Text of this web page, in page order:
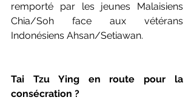
remporté par les jeunes Malaisiens
Chia/Soh face aux vétérans
Indonésiens Ahsan/Setiawan.
Tai Tzu Ying en route pour la
consécration ?